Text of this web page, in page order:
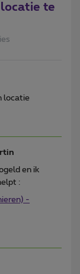
te
locatie
en ik
:
-